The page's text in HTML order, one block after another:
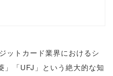
ットカード業界におけるシ
」「UFJ」という絶大的な知